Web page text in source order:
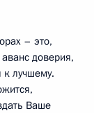
– это,
доверия,
к лучшему.
Ваше